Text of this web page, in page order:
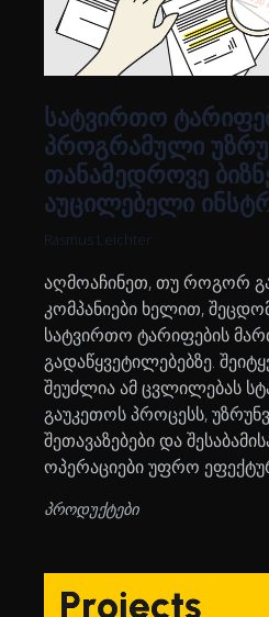
სატვირთო
პროგრამული
თანამედროვე
აუცილებელი
Rasmus Leichter
აღმოაჩინეთ, თუ როგორ
კომპანიები ხელით,
სატვირთო ტარიფების
გადაწყვეტილებებზე.
შეუძლია ამ ცვლილებას
გაუკეთოს პროცესს,
შეთავაზებები და
ოპერაციები უფრო
პროდუქტები